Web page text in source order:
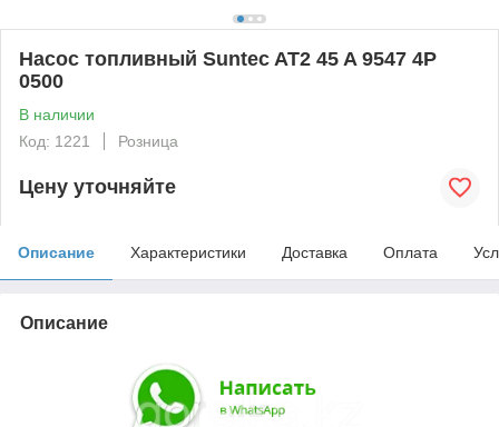
Насос топливный Suntec AT2 45 A 9547 4P
0500
В наличии
Код: 1221
Розница
Цену уточняйте
Описание Характеристики Доставка Оплата
Описание